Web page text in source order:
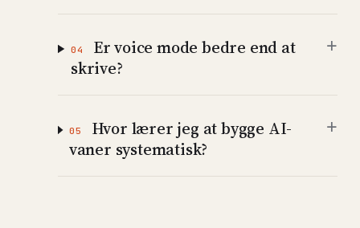
04
Er voice mode bedre end at
skrive?
+
05
Hvor lærer jeg at bygge AI-
vaner systematisk?
+